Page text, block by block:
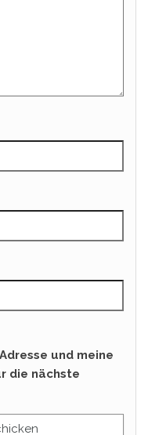
und meine
die nächste